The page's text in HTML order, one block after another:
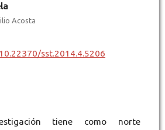
Acosta
sst.2014.4.5206
tiene como norte